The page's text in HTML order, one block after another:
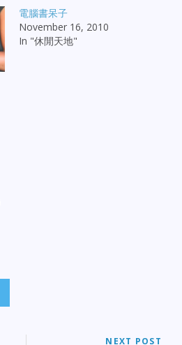
電腦書呆子
November 16, 2010
In "休閒天地"
NEXT POST